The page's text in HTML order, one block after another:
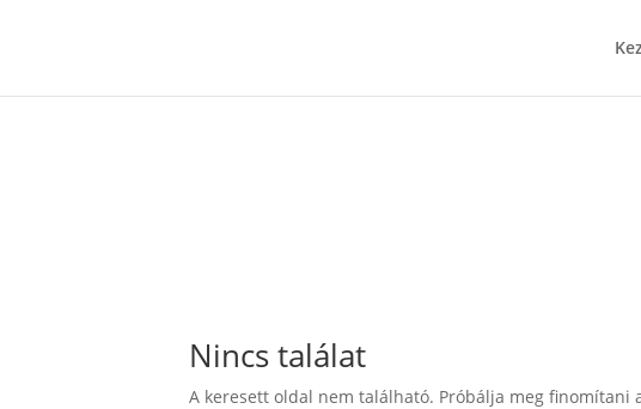
Nincs találat
A keresett oldal nem található. Próbálja meg finomítani